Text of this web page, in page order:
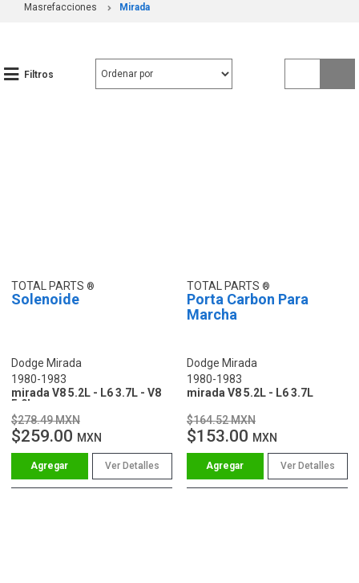
Masrefacciones Mirada
Filtros
TOTAL PARTS
Solenoide
Dodge Mirada
1980-1983
mirada V8 5.2L - L6 3.7L - V8
5.9L
$278.49 MXN
$259.00 MXN
Ver Detalles
TOTAL PARTS
Porta Carbon Para
Marcha
Dodge Mirada
1980-1983
mirada V8 5.2L - L6 3.7L
$164.52 MXN
$153.00 MXN
Ver Detalles